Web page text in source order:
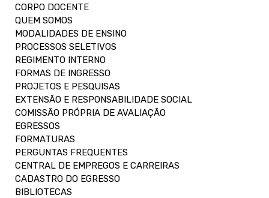
CORPO DOCENTE
QUEM SOMOS
MODALIDADES DE ENSINO
PROCESSOS SELETIVOS
REGIMENTO INTERNO
FORMAS DE INGRESSO
PROJETOS E PESQUISAS
EXTENSÃO E RESPONSABILIDADE SOCIAL
COMISSÃO PRÓPRIA DE AVALIAÇÃO
EGRESSOS
FORMATURAS
PERGUNTAS FREQUENTES
CENTRAL DE EMPREGOS E CARREIRAS
CADASTRO DO EGRESSO
BIBLIOTECAS